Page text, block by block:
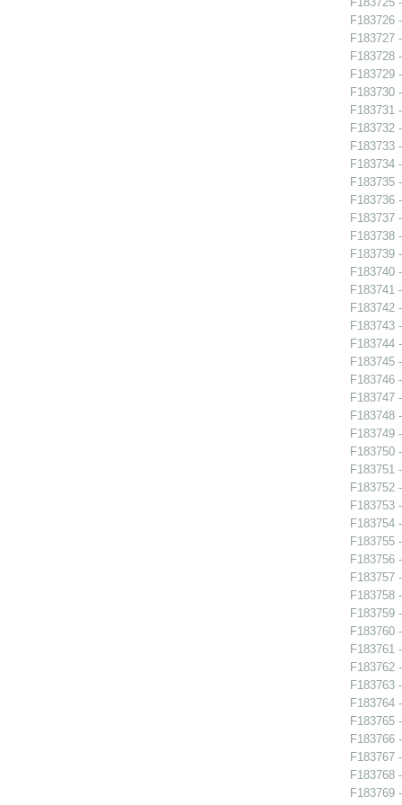
F183726
F183727
F183728
F183729
F183730
F183731
F183732
F183733
F183734
F183735
F183736
F183737
F183738
F183739
F183740
F183741
F183742
F183743
F183744
F183745
F183746
F183747
F183748
F183749
F183750
F183751
F183752
F183753
F183754
F183755
F183756
F183757
F183758
F183759
F183760
F183761
F183762
F183763
F183764
F183765
F183766
F183767
F183768
F183769